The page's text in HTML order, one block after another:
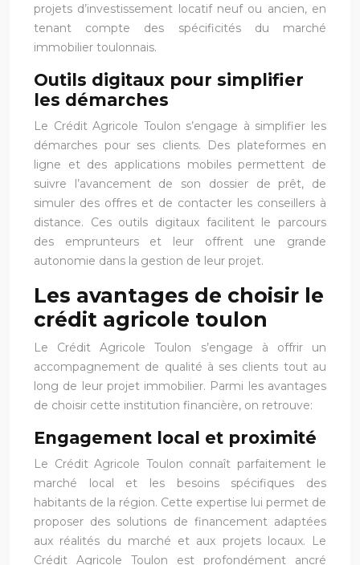
projets d’investissement locatif neuf ou ancien, en
tenant compte des spécificités du marché
immobilier toulonnais.
Outils digitaux pour simplifier
les démarches
Le Crédit Agricole Toulon s’engage à simplifier les
démarches pour ses clients. Des plateformes en
ligne et des applications mobiles permettent de
suivre l’avancement de son dossier de prêt, de
simuler des offres et de contacter les conseillers à
distance. Ces outils digitaux facilitent le parcours
des emprunteurs et leur offrent une grande
autonomie dans la gestion de leur projet.
Les avantages de choisir le
crédit agricole toulon
Le Crédit Agricole Toulon s’engage à offrir un
accompagnement de qualité à ses clients tout au
long de leur projet immobilier. Parmi les avantages
de choisir cette institution financière, on retrouve:
Engagement local et proximité
Le Crédit Agricole Toulon connaît parfaitement le
marché local et les besoins spécifiques des
habitants de la région. Cette expertise lui permet de
proposer des solutions de financement adaptées
aux réalités du marché et aux projets locaux. Le
Crédit Agricole Toulon est profondément ancré